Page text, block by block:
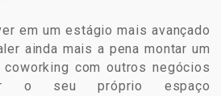
em um estágio mais avançado
ainda mais a pena montar um
com outros negócios
o seu próprio espaço